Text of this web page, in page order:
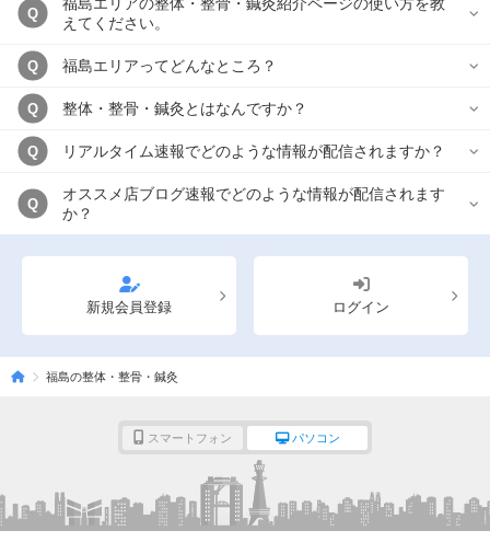
Q
えてください。
Q 福島エリアってどんなところ？
Q 整体・整骨・鍼灸とはなんですか？
Q リアルタイム速報でどのような情報が配信されますか？
Q
オススメ店ブログ速報でどのような情報が配信されます
か？
新規会員登録 ログイン
福島の整体・整骨・鍼灸
スマートフォン パソコン